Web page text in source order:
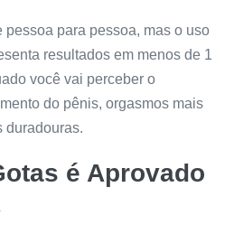
pessoa para pessoa, mas o uso
resultados em menos de 1
você vai perceber o
do pênis, orgasmos mais
duradouras.
é Aprovado